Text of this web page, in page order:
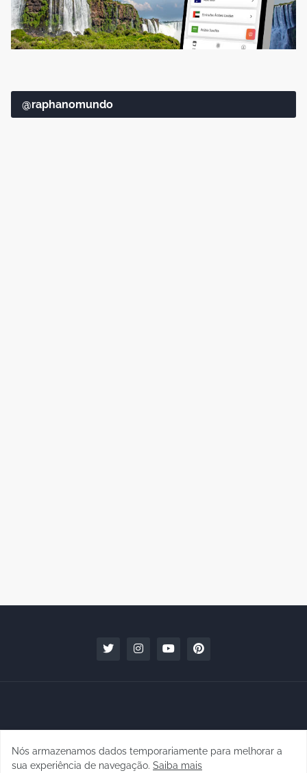
@raphanomundo
Copyright © 2010 - 2026 | raphanomundo
Nós armazenamos dados temporariamente para melhorar a
sua experiência de navegação. Saiba mais